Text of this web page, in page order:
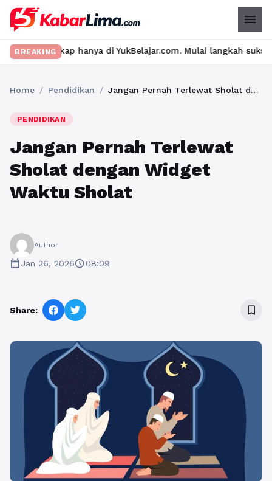
menu
BREAKING
hanya di YukBelajar.com. Mulai langkah suksesmu hari ini!
Home / Pendidikan / Jangan Pernah Terlewat Sholat dengan Widget Waktu Sholat
PENDIDIKAN
Jangan Pernah Terlewat
Sholat dengan Widget
Waktu Sholat
Author
calendar_todayJan 26, 2026schedule08:09
Share: bookmark_border